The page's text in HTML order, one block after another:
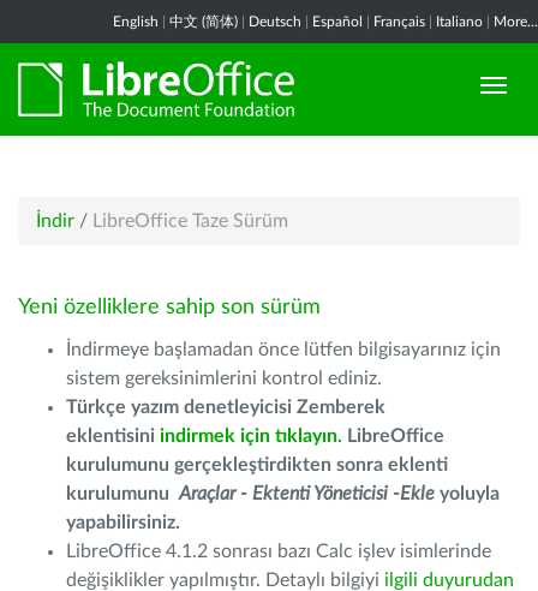
English 中文 (简体) Deutsch Español Français Italiano More...
İndir / LibreOffice Taze Sürüm
Yeni özelliklere sahip son sürüm
İndirmeye başlamadan önce lütfen bilgisayarınız için
sistem gereksinimlerini kontrol ediniz.
Türkçe yazım denetleyicisi Zemberek
eklentisini indirmek için tıklayın. LibreOffice
kurulumunu gerçekleştirdikten sonra eklenti
kurulumunu Araçlar - Ektenti Yöneticisi -Ekle yoluyla
yapabilirsiniz.
LibreOffice 4.1.2 sonrası bazı Calc işlev isimlerinde
değişiklikler yapılmıştır. Detaylı bilgiyi ilgili duyurudan